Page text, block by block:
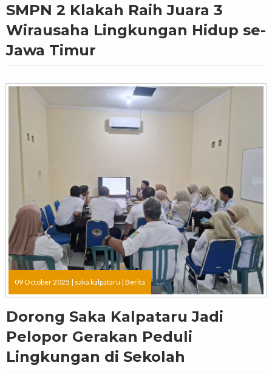
SMPN 2 Klakah Raih Juara 3
Wirausaha Lingkungan Hidup se-
Jawa Timur
09 October 2025 | saka kalpataru | Berita
Dorong Saka Kalpataru Jadi
Pelopor Gerakan Peduli
Lingkungan di Sekolah